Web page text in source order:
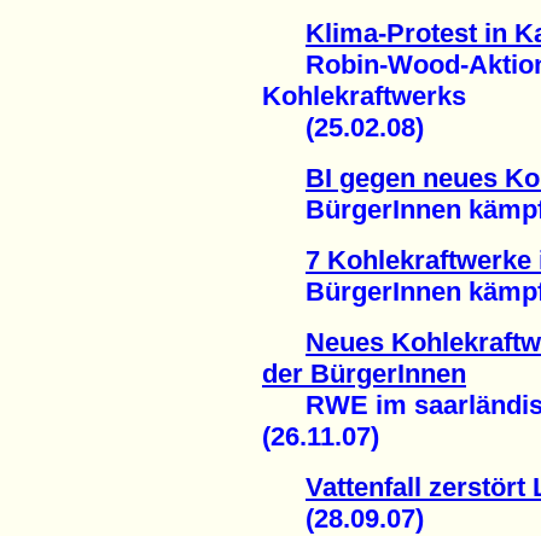
Klima-Protest in
Robin-Wood-Aktion
Kohlekraftwerks
(25.02.08)
BI gegen neues
BürgerInnen
7 Kohlekraftwerke
BürgerInnen
Neues
der BürgerInnen
RWE im
(26.11.07)
Vattenfall zerstört
(28.09.07)